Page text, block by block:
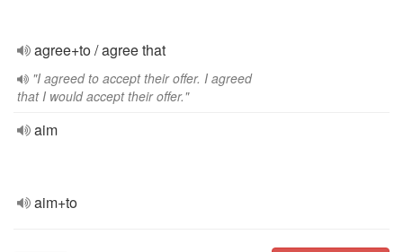
agree+to / agree that
"I agreed to accept their offer. I agreed
that I would accept their offer."
aim
aim+to